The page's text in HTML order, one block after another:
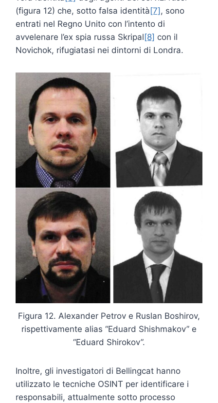
(figura 12) che, sotto falsa identità [7] , sono
entrati nel Regno Unito con l’intento di
avvelenare l’ex spia russa Skripal [8] con il
Novichok, rifugiatasi nei dintorni di Londra.
Figura 12. Alexander Petrov e Ruslan Boshirov,
rispettivamente alias “Eduard Shishmakov” e
“Eduard Shirokov”.
Inoltre, gli investigatori di Bellingcat hanno
utilizzato le tecniche OSINT per identificare i
responsabili, attualmente sotto processo